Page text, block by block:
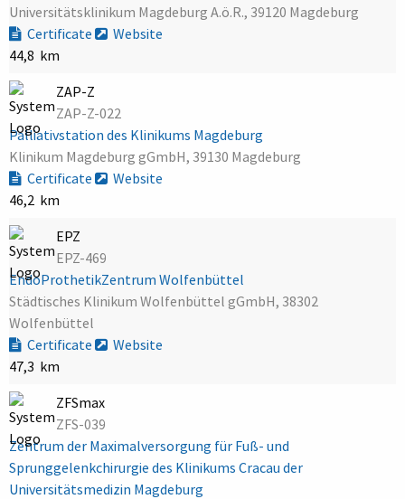
Universitätsklinikum Magdeburg A.ö.R., 39120 Magdeburg
Certificate
Website
44,8 km
ZAP-Z
ZAP-Z-022
Palliativstation des Klinikums Magdeburg
Klinikum Magdeburg gGmbH, 39130 Magdeburg
Certificate
Website
46,2 km
EPZ
EPZ-469
EndoProthetikZentrum Wolfenbüttel
Städtisches Klinikum Wolfenbüttel gGmbH, 38302
Wolfenbüttel
Certificate
Website
47,3 km
ZFSmax
ZFS-039
Zentrum der Maximalversorgung für Fuß- und
Sprunggelenkchirurgie des Klinikums Cracau der
Universitätsmedizin Magdeburg